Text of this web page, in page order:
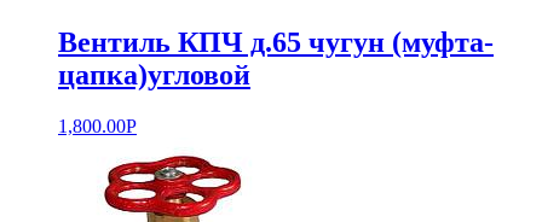
Вентиль КПЧ д.65 чугун (муфта-
цапка)угловой
1,800.00Р